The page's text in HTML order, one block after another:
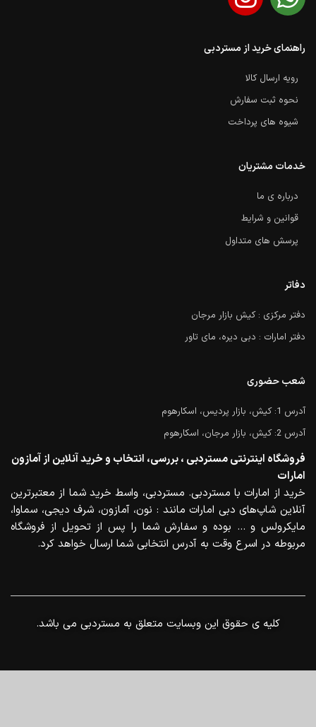
راهنمای خرید از مستردبی
رویه ارسال کالا
نحوه ثبت سفارش
شیوه های پرداخت
خدمات مشتریان
درباره ی ما
قوانین و شرایط
پرسش های متداول
دفاتر
دفتر مرکزی : کیش بازار مرجان
دفتر امارات : دبی دیره، مای تاور
شعب حضوری
آدرس 1: کیش، بازار پردیس، اسکارهوم
آدرس 2: کیش، بازار مرجان، اسکارهوم
فروشگاه اینترنتی مستردبی ، بررسی، انتخاب و خرید آنلاین از آمازون
امارات
خرید از امارات با مستردبی. مستردبی، واسط خرید شما از معتبرترین
آنلاین شاپ‌های دبی امارات مانند : نون، آمازون، شرف دیجی، سماوا،
مایکرولس و … بوده و سفارش شما را پس از تحویل از فروشگاه
مربوطه در اسرع وقت به آدرس انتخابی شما ارسال خواهد کرد.
.کلیه ی حقوق این وبسایت متعلق به مستردبی می باشد